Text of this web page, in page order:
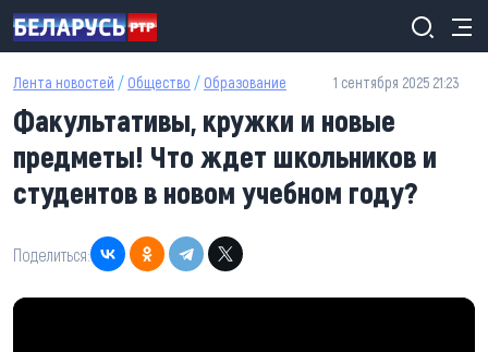
Перейти к основному содержанию
Лента новостей / Общество / Образование 1 сентября 2025 21:23
Факультативы, кружки и новые
предметы! Что ждет школьников и
студентов в новом учебном году?
Поделиться: